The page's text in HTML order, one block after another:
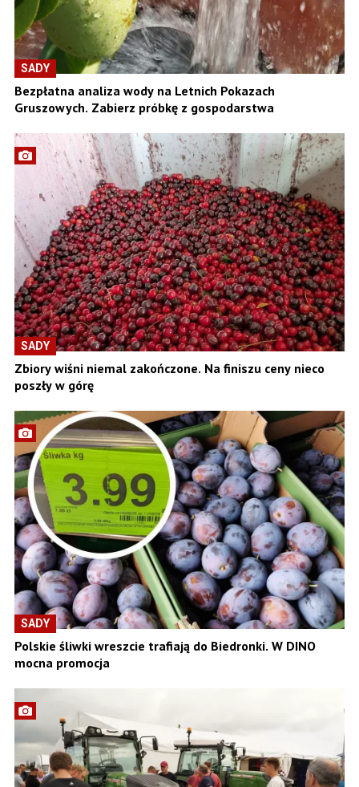
SADY
Bezpłatna analiza wody na Letnich Pokazach
Gruszowych. Zabierz próbkę z gospodarstwa
SADY
Zbiory wiśni niemal zakończone. Na finiszu ceny nieco
poszły w górę
SADY
Polskie śliwki wreszcie trafiają do Biedronki. W DINO
mocna promocja